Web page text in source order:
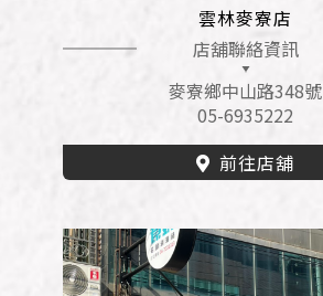
雲林麥寮店
店舖聯絡資訊
麥寮鄉中山路348號
05-6935222
前往店舖